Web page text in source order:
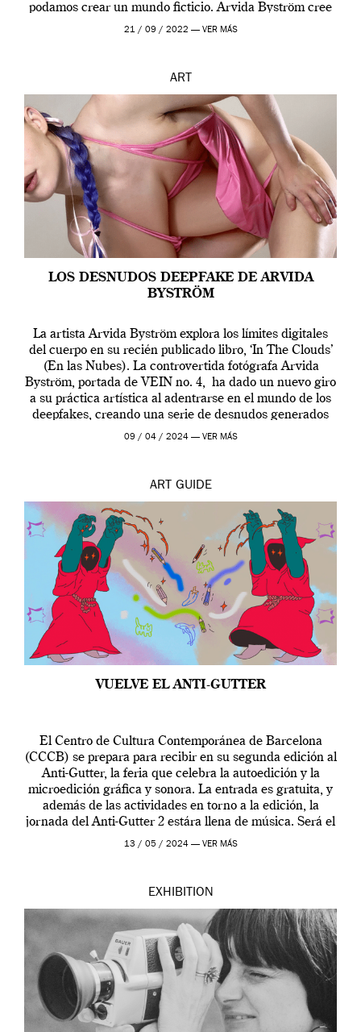
podamos crear un mundo ficticio. Arvida Byström cree
que los humanos tienen un complejo […]
21 / 09 / 2022 — VER MÁS
ART
LOS DESNUDOS DEEPFAKE DE ARVIDA
BYSTRÖM
La artista Arvida Byström explora los límites digitales
del cuerpo en su recién publicado libro, ‘In The Clouds’
(En las Nubes). La controvertida fotógrafa Arvida
Byström, portada de VEIN no. 4, ha dado un nuevo giro
a su práctica artística al adentrarse en el mundo de los
deepfakes, creando una serie de desnudos generados
por […]
09 / 04 / 2024 — VER MÁS
ART GUIDE
VUELVE EL ANTI-GUTTER
El Centro de Cultura Contemporánea de Barcelona
(CCCB) se prepara para recibir en su segunda edición al
Anti-Gutter, la feria que celebra la autoedición y la
microedición gráfica y sonora. La entrada es gratuita, y
además de las actividades en torno a la edición, la
jornada del Anti-Gutter 2 estára llena de música. Será el
[…]
13 / 05 / 2024 — VER MÁS
EXHIBITION